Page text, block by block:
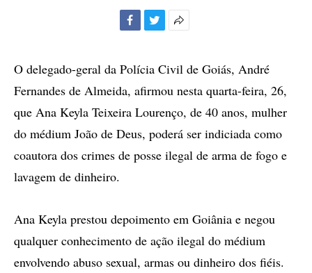
compartilhamento
O delegado-geral da Polícia Civil de Goiás, André
Fernandes de Almeida, afirmou nesta quarta-feira, 26,
que Ana Keyla Teixeira Lourenço, de 40 anos, mulher
do médium João de Deus, poderá ser indiciada como
coautora dos crimes de posse ilegal de arma de fogo e
lavagem de dinheiro.
Ana Keyla prestou depoimento em Goiânia e negou
qualquer conhecimento de ação ilegal do médium
envolvendo abuso sexual, armas ou dinheiro dos fiéis.